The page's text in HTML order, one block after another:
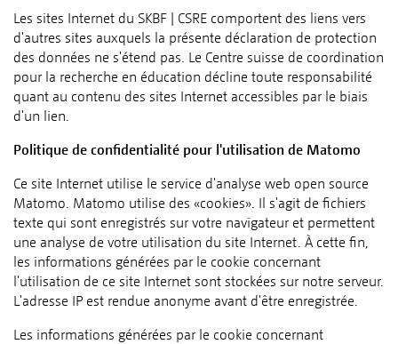
Les sites Internet du SKBF | CSRE comportent des liens vers
d'autres sites auxquels la présente déclaration de protection
des données ne s'étend pas. Le Centre suisse de coordination
pour la recherche en éducation décline toute responsabilité
quant au contenu des sites Internet accessibles par le biais
d'un lien.
Politique de confidentialité pour l'utilisation de Matomo
Ce site Internet utilise le service d'analyse web open source
Matomo. Matomo utilise des «cookies». Il s'agit de fichiers
texte qui sont enregistrés sur votre navigateur et permettent
une analyse de votre utilisation du site Internet. À cette fin,
les informations générées par le cookie concernant
l'utilisation de ce site Internet sont stockées sur notre serveur.
L'adresse IP est rendue anonyme avant d'être enregistrée.
Les informations générées par le cookie concernant